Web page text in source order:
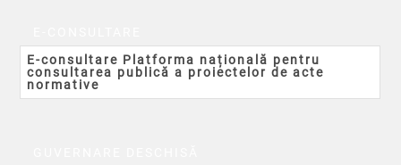
E-consultare Platforma națională pentru
consultarea publică a proiectelor de acte
normative